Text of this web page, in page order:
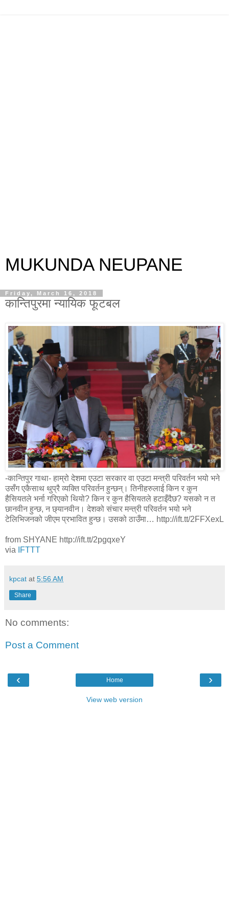
MUKUNDA NEUPANE
Friday, March 16, 2018
कान्तिपुरमा न्यायिक फूटबल
-कान्तिपुर गाथा- हाम्रो देशमा एउटा सरकार वा एउटा मन्त्री परिवर्तन भयो भने
उसँग एकैसाथ थुप्रै व्यक्ति परिवर्तन हुन्छन्। तिनीहरुलाई किन र कुन
हैसियतले भर्ना गरिएको थियो? किन र कुन हैसियतले हटाइँदैछ? यसको न त
छानवीन हुन्छ, न छ्यानवीन। देशको संचार मन्त्री परिवर्तन भयो भने
टेलिभिजनको जीएम प्रभावित हुन्छ। उसको ठाउँमा… http://ift.tt/2FFXexL
from SHYANE http://ift.tt/2pgqxeY
via
IFTTT
kpcat at 5:56 AM
Share
No comments:
Post a Comment
‹ ›
Home
View web version